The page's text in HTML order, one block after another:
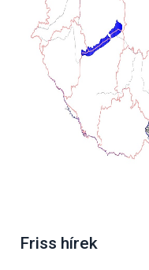
Friss hírek